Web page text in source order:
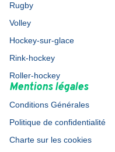
Rugby
Volley
Hockey-sur-glace
Rink-hockey
Roller-hockey
Mentions légales
Conditions Générales
Politique de confidentialité
Charte sur les cookies